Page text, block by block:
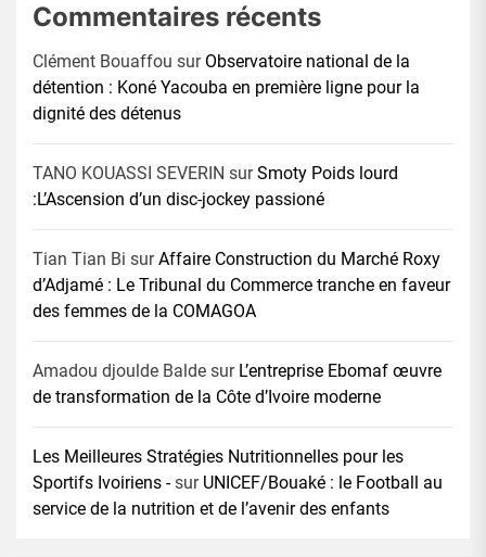
Commentaires récents
Clément Bouaffou sur Observatoire national de la
détention : Koné Yacouba en première ligne pour la
dignité des détenus
TANO KOUASSI SEVERIN surSmoty Poids lourd
:L’Ascension d’un disc-jockey passioné
Tian Tian Bi surAffaire Construction du Marché Roxy
d’Adjamé : Le Tribunal du Commerce tranche en faveur
des femmes de la COMAGOA
Amadou djoulde Balde sur L’entreprise Ebomaf œuvre
de transformation de la Côte d’Ivoire moderne
Les Meilleures Stratégies Nutritionnelles pour les
Sportifs Ivoiriens -sur UNICEF/Bouaké : le Football au
service de la nutrition et de l’avenir des enfants